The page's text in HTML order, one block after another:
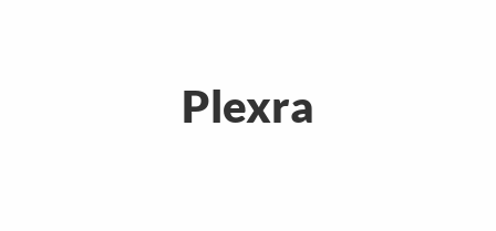
Plexra